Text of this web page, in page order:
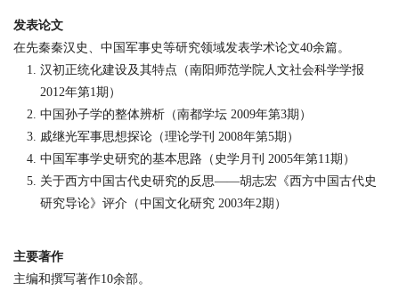
发表论文
在先秦秦汉史、中国军事史等研究领域发表学术论文40余篇。
汉初正统化建设及其特点（南阳师范学院人文社会科学学报
2012年第1期）
中国孙子学的整体辨析（南都学坛 2009年第3期）
戚继光军事思想探论（理论学刊 2008年第5期）
中国军事学史研究的基本思路（史学月刊 2005年第11期）
关于西方中国古代史研究的反思——胡志宏《西方中国古代史
研究导论》评介（中国文化研究 2003年2期）
主要著作
主编和撰写著作10余部。